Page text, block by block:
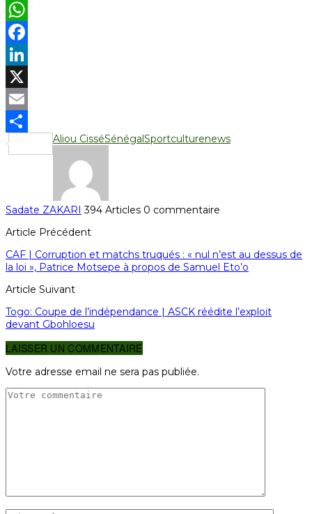
WhatsApp
Facebook
LinkedIn
X
Email
Partager
Aliou CisséSénégalSportculturenews
Sadate ZAKARI 394 Articles 0 commentaire
Article Précédent
CAF | Corruption et matchs truqués : « nul n’est au dessus de
la loi », Patrice Motsepe à propos de Samuel Eto’o
Article Suivant
Togo: Coupe de l’indépendance | ASCK réédite l’exploit
devant Gbohloesu
LAISSER UN COMMENTAIRE
Votre adresse email ne sera pas publiée.